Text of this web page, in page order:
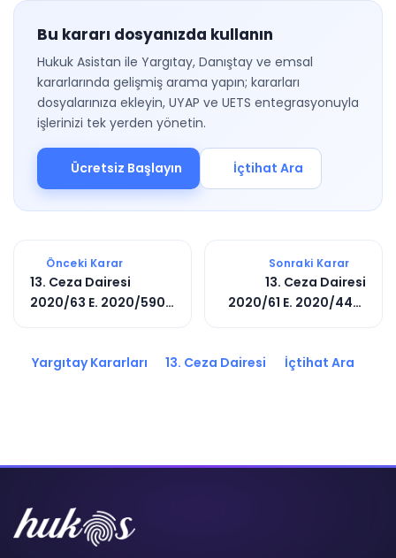
Bu kararı dosyanızda kullanın
Hukuk Asistan ile Yargıtay, Danıştay ve emsal
kararlarında gelişmiş arama yapın; kararları
dosyalarınıza ekleyin, UYAP ve UETS entegrasyonuyla
işlerinizi tek yerden yönetin.
Ücretsiz Başlayın İçtihat Ara
Önceki Karar
13. Ceza Dairesi
2020/63 E. 2020/5909
Sonraki Karar
13. Ceza Dairesi
2020/61 E. 2020/4401
Yargıtay Kararları 13. Ceza Dairesi İçtihat Ara